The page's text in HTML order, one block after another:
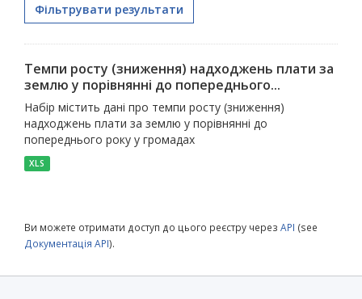
Фільтрувати результати
Темпи росту (зниження) надходжень плати за
землю у порівнянні до попереднього...
Набір містить дані про темпи росту (зниження)
надходжень плати за землю у порівнянні до
попереднього року у громадах
XLS
Ви можете отримати доступ до цього реєстру через API (see
Документація API).